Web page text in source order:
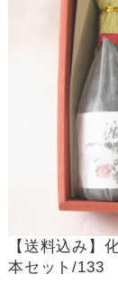
【送料込み
本セット/133